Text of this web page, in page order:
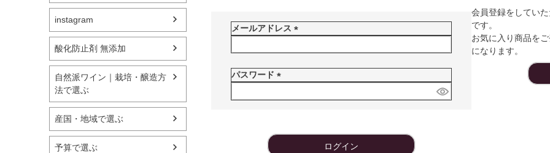
instagram
酸化防止剤 無添加
自然派ワイン｜栽培・醸造方
法で選ぶ
産国・地域で選ぶ
予算で選ぶ
メールアドレス
須
)
パスワード
必
ログイン
会員登録をしてい
です。
お気に入り商品を
になります。